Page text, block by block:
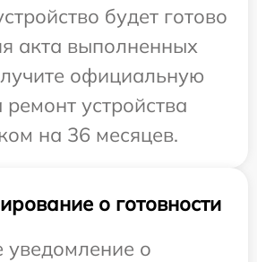
будет готово
акта выполненных
официальную
устройства
на 36 месяцев.
о готовности
уведомление о